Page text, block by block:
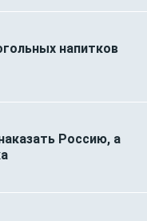
напитков
Россию, а